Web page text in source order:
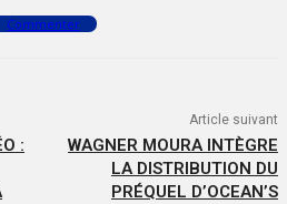
Commenter
:
Article suivant
WAGNER MOURA INTÈGRE
LA DISTRIBUTION DU
PRÉQUEL D’OCEAN’S